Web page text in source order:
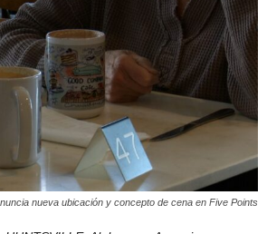
nueva ubicación y concepto de cena en Five Points